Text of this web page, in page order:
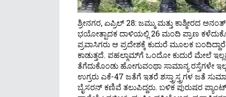
ಶ್ರೀನಗರ, ಏಪ್ರಿಲ್ 28: ಜಮ್ಮು ಮತ್ತು ಕಾಶ್ಮೀರದ
ಭಯೋತ್ಪಾದಕ ದಾಳಿಯಲ್ಲಿ 26 ಮಂದಿ ಪ್ರಾಣ
ಪ್ರವಾಸಿಗರು ಆ ಪ್ರದೇಶಕ್ಕೆ ಕುದುರೆ ಮೂಲಕ
ಕಾಡುತ್ತದೆ. ಪಹಲ್ಗಾಮ್​ಗೆ ಒಂದೋ ಕುದುರೆ ಮೇಲೆ
ತೆಗೆದುಕೊಂಡು ಹೋಗುವಂಥಾ ಸಾಮಾನ್ಯ ರಸ್ತೆಗಳೇ
ಉಗ್ರರು ಎಕೆ-47 ಜತೆಗೆ ಇತರೆ ಶಸ್ತ್ರಾಸ್ತ್ರಗಳ ಜತೆ
ಬೈಸರನ್ ಕಣಿವೆ ತಲುಪಿದ್ದರು. ಬಳಿಕ ಪುರುಷರ